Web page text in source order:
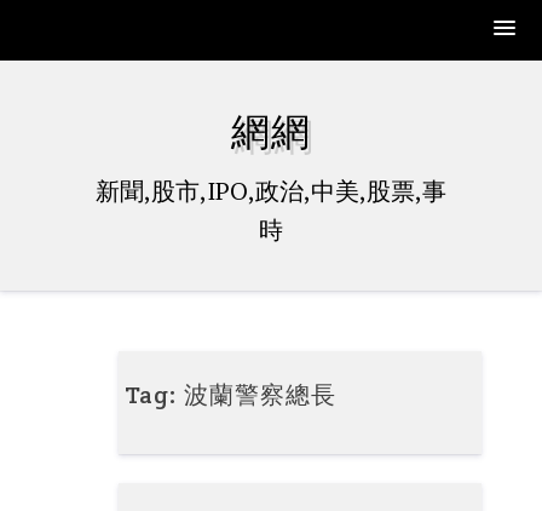
網網
新聞,股市,IPO,政治,中美,股票,事
時
Tag:波蘭警察總長